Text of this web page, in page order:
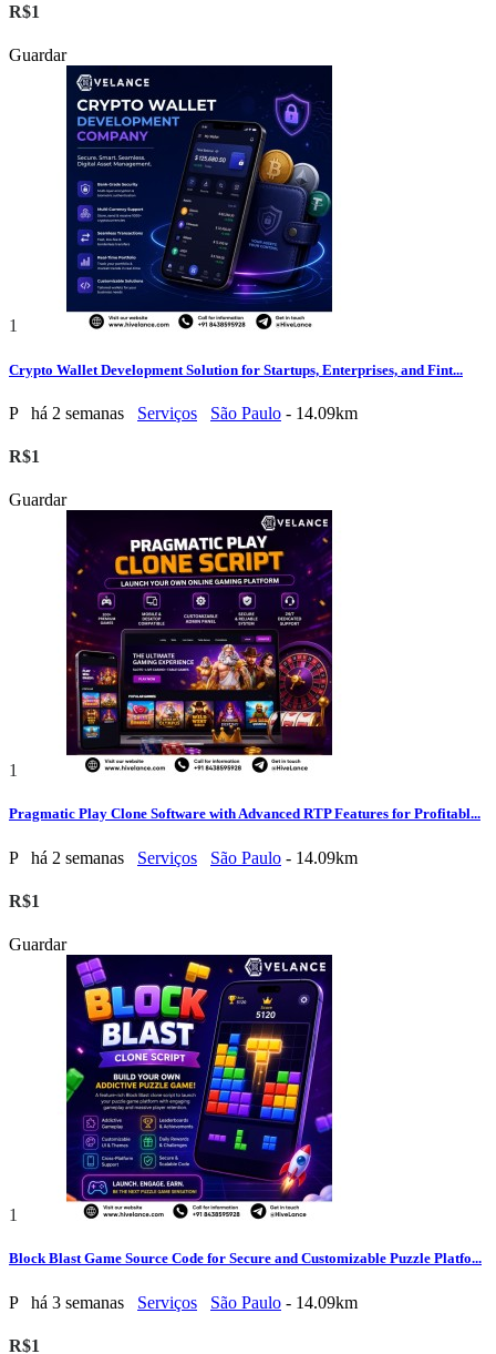
R$1
Guardar
1
Crypto Wallet Development Solution for Startups, Enterprises, and Fint...
P há 2 semanas Serviços São Paulo - 14.09km
R$1
Guardar
1
Pragmatic Play Clone Software with Advanced RTP Features for Profitabl...
P há 2 semanas Serviços São Paulo - 14.09km
R$1
Guardar
1
Block Blast Game Source Code for Secure and Customizable Puzzle Platfo...
P há 3 semanas Serviços São Paulo - 14.09km
R$1